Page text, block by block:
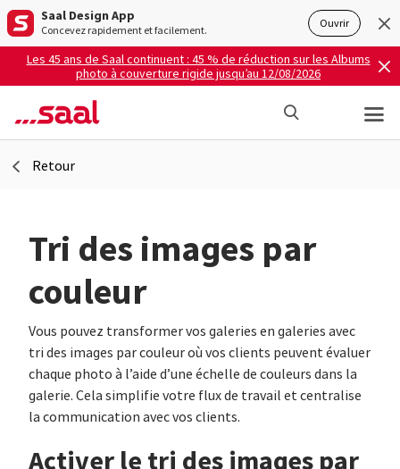
Saal Design App
Concevez rapidement et facilement. Ouvrir
Les 45 ans de Saal continuent : 45 % de réduction sur les Albums
photo à couverture rigide jusqu’au 12/08/2026
Retour
Tri des images par
couleur
Vous pouvez transformer vos galeries en galeries avec
tri des images par couleur où vos clients peuvent évaluer
chaque photo à l’aide d’une échelle de couleurs dans la
galerie. Cela simplifie votre flux de travail et centralise
la communication avec vos clients.
Activer le tri des images par